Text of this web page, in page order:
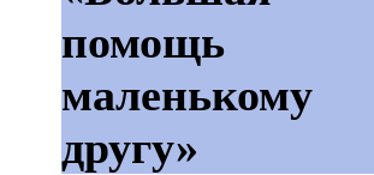
помощь
маленькому
другу»